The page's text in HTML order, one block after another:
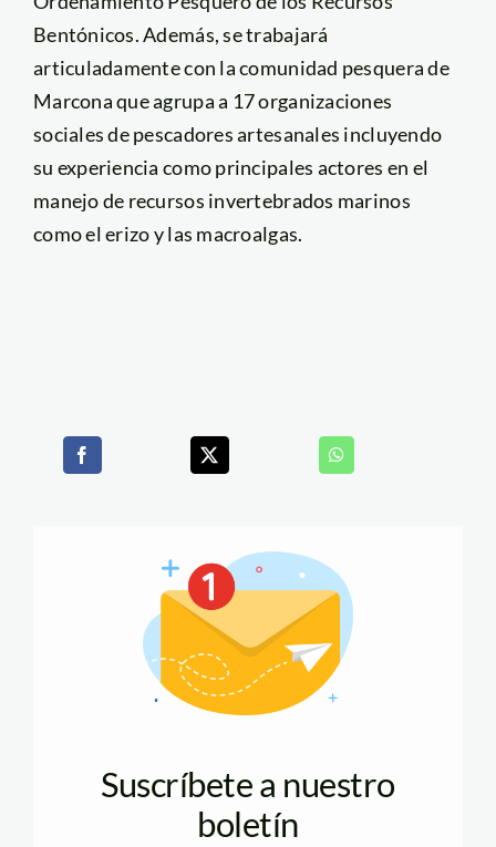
Bentónicos. Además, se trabajará
articuladamente con la comunidad pesquera de
Marcona que agrupa a 17 organizaciones
sociales de pescadores artesanales incluyendo
su experiencia como principales actores en el
manejo de recursos invertebrados marinos
como el erizo y las macroalgas.
Suscríbete a nuestro
boletín